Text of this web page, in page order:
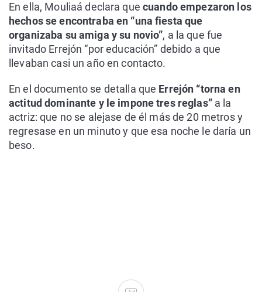
En ella, Mouliaá declara quecuando empezaron los
hechos se encontraba en “una fiesta que
organizaba su amiga y su novio”, a la que fue
invitado Errejón “por educación” debido a que
llevaban casi un año en contacto.
En el documento se detalla que Errejón “torna en
actitud dominante y le impone tres reglas”a la
actriz: que no se alejase de él más de 20 metros y
regresase en un minuto y que esa noche le daría un
beso.